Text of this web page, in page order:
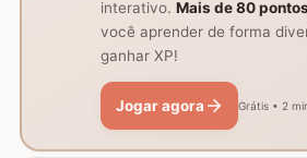
interativo. Mais de 80
você aprender de forma
ganhar XP!
Jogar agora Grátis • 2